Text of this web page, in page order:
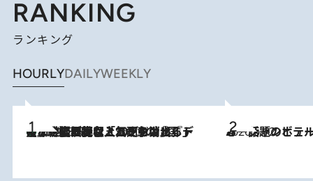
RANKING
ランキング
HOURLYDAILYWEEKLY
2026.8.5
【なぜ吉沢亮は「気配を消せる」のか？】興行収入208億の『国宝』を経て挑むミュージカル『ディア・エヴァン・ハンセン』。トップ俳優が舞台上でさらけ出した“孤独”とは 2026.6.12
オーシャンビュー＆特別なひととき 話題のホテルでハワイにひたる